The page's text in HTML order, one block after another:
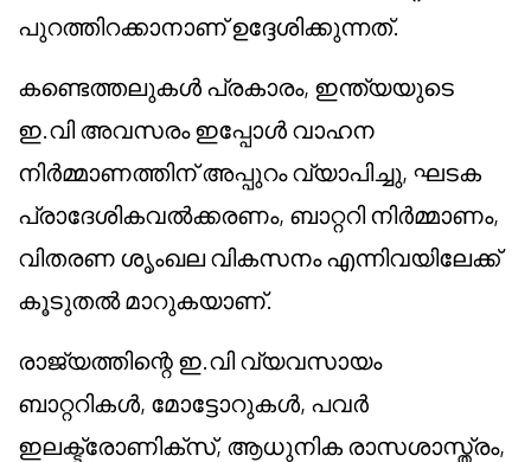
പുറത്തിറക്കാനാണ് ഉദ്ദേശിക്കുന്നത്.
കണ്ടെത്തലുകൾ പ്രകാരം, ഇന്ത്യയുടെ
ഇ.വി അവസരം ഇപ്പോൾ വാഹന
നിർമ്മാണത്തിന് അപ്പുറം വ്യാപിച്ചു, ഘടക
പ്രാദേശികവൽക്കരണം, ബാറ്ററി നിർമ്മാണം,
വിതരണ ശൃംഖല വികസനം എന്നിവയിലേക്ക്
കൂടുതൽ മാറുകയാണ്.
രാജ്യത്തിന്റെ ഇ.വി വ്യവസായം
ബാറ്ററികൾ, മോട്ടോറുകൾ, പവർ
ഇലക്ട്രോണിക്സ്, ആധുനിക രാസശാസ്ത്രം,